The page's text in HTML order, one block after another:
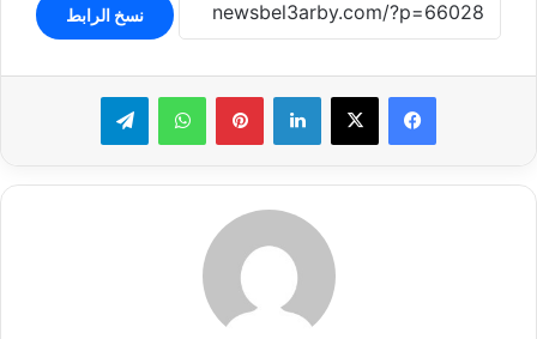
نسخ الرابط
لينكدإن بينتيريستواتساب تيلقرام